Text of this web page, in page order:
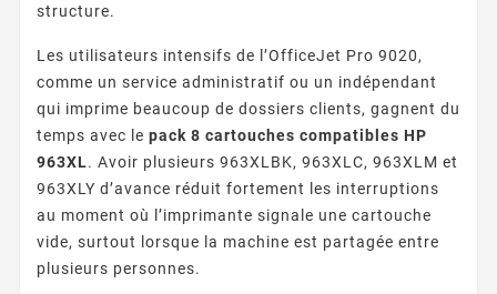
structure.
Les utilisateurs intensifs de l’OfficeJet Pro 9020,
comme un service administratif ou un indépendant
qui imprime beaucoup de dossiers clients, gagnent du
temps avec le pack 8 cartouches compatibles HP
963XL. Avoir plusieurs 963XLBK, 963XLC, 963XLM et
963XLY d’avance réduit fortement les interruptions
au moment où l’imprimante signale une cartouche
vide, surtout lorsque la machine est partagée entre
plusieurs personnes.